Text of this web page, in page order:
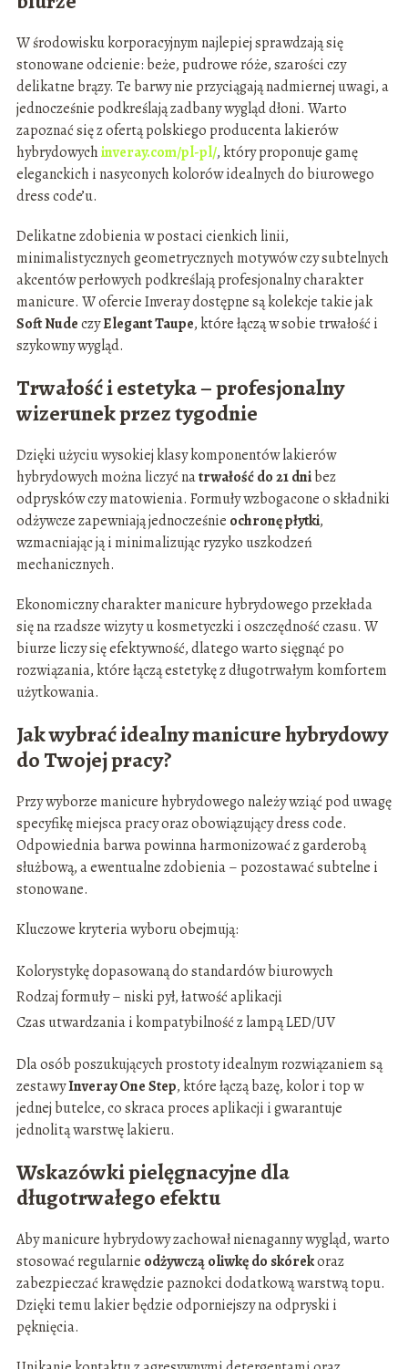
W środowisku korporacyjnym najlepiej sprawdzają się
stonowane odcienie: beże, pudrowe róże, szarości czy
delikatne brązy. Te barwy nie przyciągają nadmiernej uwagi, a
jednocześnie podkreślają zadbany wygląd dłoni. Warto
zapoznać się z ofertą polskiego producenta lakierów
hybrydowychinveray.com/pl-pl/, który proponuje gamę
eleganckich i nasyconych kolorów idealnych do biurowego
dress code’u.
Delikatne zdobienia w postaci cienkich linii,
minimalistycznych geometrycznych motywów czy subtelnych
akcentów perłowych podkreślają profesjonalny charakter
manicure. W ofercie Inveray dostępne są kolekcje takie jak
Soft NudeczyElegant Taupe, które łączą w sobie trwałość i
szykowny wygląd.
Trwałość i estetyka – profesjonalny
wizerunek przez tygodnie
Dzięki użyciu wysokiej klasy komponentów lakierów
hybrydowych można liczyć natrwałość do 21 dnibez
odprysków czy matowienia. Formuły wzbogacone o składniki
odżywcze zapewniają jednocześnie ochronę płytki,
wzmacniając ją i minimalizując ryzyko uszkodzeń
mechanicznych.
Ekonomiczny charakter manicure hybrydowego przekłada
się na rzadsze wizyty u kosmetyczki i oszczędność czasu. W
biurze liczy się efektywność, dlatego warto sięgnąć po
rozwiązania, które łączą estetykę z długotrwałym komfortem
użytkowania.
Jak wybrać idealny manicure hybrydowy
do Twojej pracy?
Przy wyborze manicure hybrydowego należy wziąć pod uwagę
specyfikę miejsca pracy oraz obowiązujący dress code.
Odpowiednia barwa powinna harmonizować z garderobą
służbową, a ewentualne zdobienia – pozostawać subtelne i
stonowane.
Kluczowe kryteria wyboru obejmują:
Kolorystykę dopasowaną do standardów biurowych
Rodzaj formuły – niski pył, łatwość aplikacji
Czas utwardzania i kompatybilność z lampą LED/UV
Dla osób poszukujących prostoty idealnym rozwiązaniem są
zestawyInveray One Step, które łączą bazę, kolor i top w
jednej butelce, co skraca proces aplikacji i gwarantuje
jednolitą warstwę lakieru.
Wskazówki pielęgnacyjne dla
długotrwałego efektu
Aby manicure hybrydowy zachował nienaganny wygląd, warto
stosować regularnie odżywczą oliwkę do skórekoraz
zabezpieczać krawędzie paznokci dodatkową warstwą topu.
Dzięki temu lakier będzie odporniejszy na odpryski i
pęknięcia.